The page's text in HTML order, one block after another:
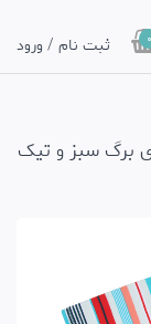
0 ثبت نام / ورود
برگ سبز و تیک